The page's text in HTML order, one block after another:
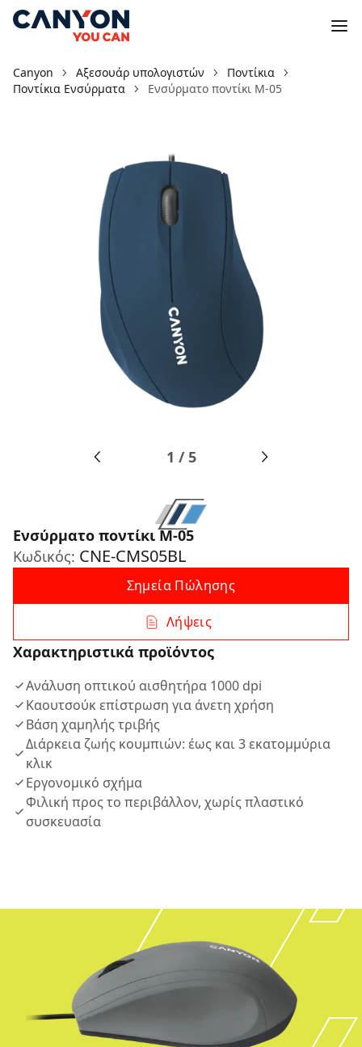
Canyon Αξεσουάρ υπολογιστών
Ποντίκια
Ποντίκια Ενσύρματα
Ενσύρματο ποντίκι M-05
1 / 5
Ενσύρματο ποντίκι M-05
Κωδικός: CNE-CMS05BL
Σημεία Πώλησης
Λήψεις
Χαρακτηριστικά προϊόντος
Ανάλυση οπτικού αισθητήρα 1000 dpi
Καουτσούκ επίστρωση για άνετη χρήση
Βάση χαμηλής τριβής
Διάρκεια ζωής κουμπιών: έως και 3 εκατομμύρια
κλικ
Εργονομικό σχήμα
Φιλική προς το περιβάλλον, χωρίς πλαστικό
συσκευασία